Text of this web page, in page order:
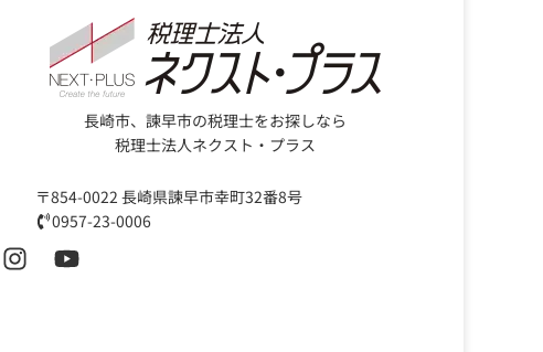
長崎市、諫早市の税理士をお探しなら
税理士法人ネクスト・プラス
〒854-0022 長崎県諫早市幸町32番8号
0957-23-0006